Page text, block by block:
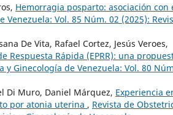
Hemorragia posparto: asociación con
Vol. 85 Núm. 02 (2025):
De Vita, Rafael Cortez, Jesús Veroes,
Respuesta Rápida (EPRR): una
y Ginecología de Venezuela: Vol. 80
Di Muro, Daniel Márquez, Experiencia
por atonia uterina , Revista de